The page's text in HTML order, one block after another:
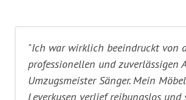
"Ich war wirklich beeindruckt von
professionellen und zuverlässigen
Umzugsmeister Sänger. Mein
Leverkusen verlief reibungslos und